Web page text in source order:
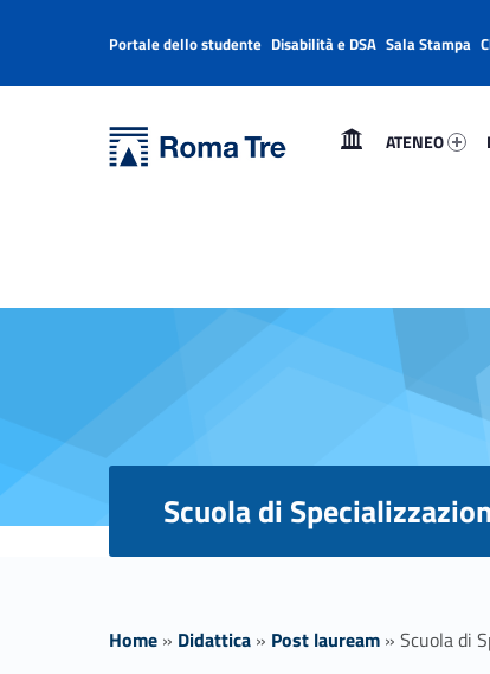
Scuola di Specializzazione per le Professioni Legali - Università Roma Tre
ATENEO
Header info sidebar
Portale dello studente Disabilità e DSA Sala Stampa
Scuola di
Home » Didattica » Post lauream » Scuola di